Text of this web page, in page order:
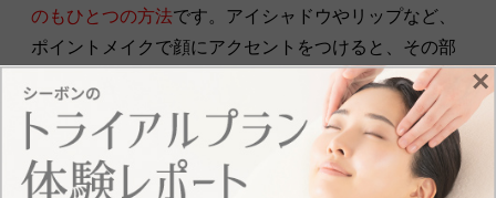
のもひとつの方法です。アイシャドウやリップなど、
ポイントメイクで顔にアクセントをつけると、その部
分に相手の視線が集中しやすくなります。薄化粧の印
象を与えずに、肌荒れが気になる部分をカモフラージ
ュできるでしょう。
ただし、ポイントメイクを濃くしたときは、洗浄力が
×